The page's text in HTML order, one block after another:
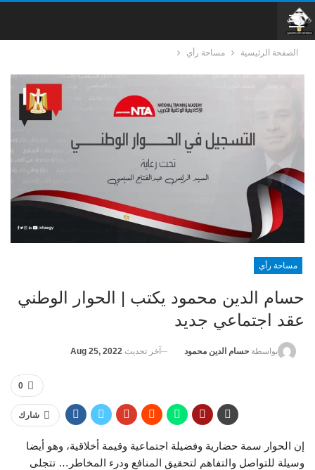
الصفحة الرئيسية مساحة رأي
مساحة رأي
حسام الدين محمود يكتب | الحوار الوطني
عقد اجتماعي جديد
بواسطة حسام الدين محمود آخر تحديث Aug 25, 2022
0
شارك
إن الحوار سمة حضارية وفضيلة اجتماعية وقيمة أخلاقية، وهو أيضا
وسيلة للتواصل والتفاهم لتحقيق المنافع ودرء المخاطر… تتجلى